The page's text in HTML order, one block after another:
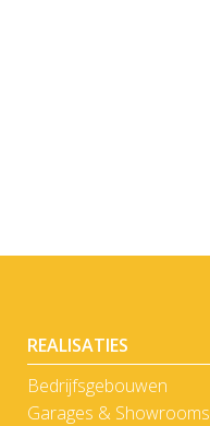
REALISATIES
Bedrijfsgebouwen
Garages & Showrooms